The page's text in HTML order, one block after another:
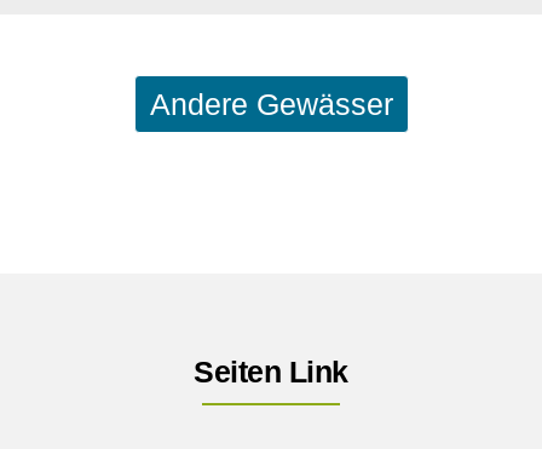
Andere Gewässer
Seiten Link